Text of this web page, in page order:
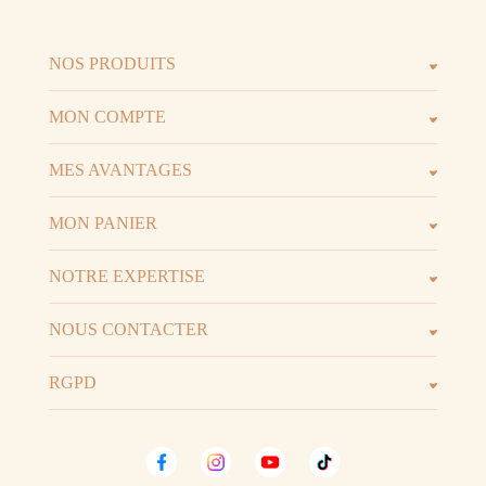
NOS PRODUITS
MON COMPTE
MES AVANTAGES
MON PANIER
NOTRE EXPERTISE
NOUS CONTACTER
RGPD
Conditions Générales de Vente